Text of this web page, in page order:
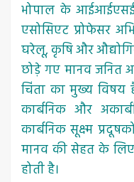
भोपाल के
एसोसिएट प्रोफेसर
घरेलू, कृषि और
छोड़े गए मानव जनित
चिंता का मुख्य विषय
कार्बनिक और
कार्बनिक सूक्ष्म
मानव की सेहत के
होती है।